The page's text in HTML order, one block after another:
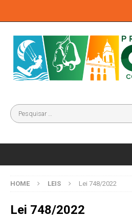
HOME LEIS Lei 748/2022
Lei 748/2022